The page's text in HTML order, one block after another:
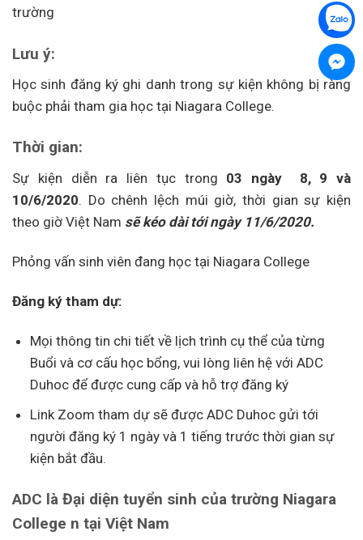
trường
Lưu ý:
Học sinh đăng ký ghi danh trong sự kiện không bị ràng
buộc phải tham gia học tại Niagara College.
Thời gian:
Sự kiện diễn ra liên tục trong 03 ngày 8, 9 và
10/6/2020. Do chênh lệch múi giờ, thời gian sự kiện
theo giờ Việt Nam sẽ kéo dài tới ngày 11/6/2020.
Phỏng vấn sinh viên đang học tại Niagara College
Đăng ký tham dự:
Mọi thông tin chi tiết về lịch trình cụ thể của từng
Buổi và cơ cấu học bổng, vui lòng liên hệ với ADC
Duhoc để được cung cấp và hỗ trợ đăng ký
Link Zoom tham dự sẽ được ADC Duhoc gửi tới
người đăng ký 1 ngày và 1 tiếng trước thời gian sự
kiện bắt đầu.
ADC là Đại diện tuyển sinh của trường Niagara
College n tại Việt Nam